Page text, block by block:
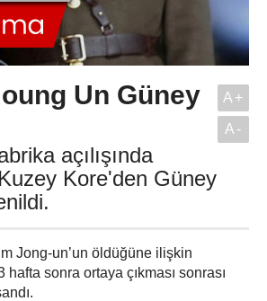
Un Güney
açılışında
Kore'den Güney
A+
A-
Jong-un’un öldüğüne ilişkin
hafta sonra ortaya çıkması sonrası